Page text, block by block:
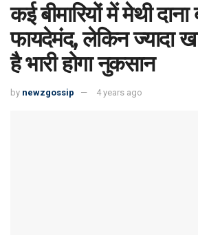
कई बीमारियों में मेथी दाना
फायदेमंद, लेकिन ज्यादा
है भारी होगा नुकसान
by newzgossip 4 years ago